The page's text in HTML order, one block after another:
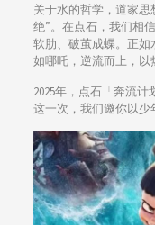
关于水的哲学，道家
绝”。在点石，我们相
软肋、破茧成蝶。正
如哪吒，逆流而上，以
2025年，点石「奔流计
这一次，我们邀你以少